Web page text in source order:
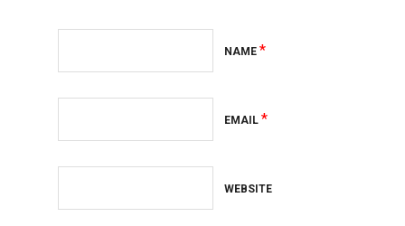
NAME *
EMAIL *
WEBSITE